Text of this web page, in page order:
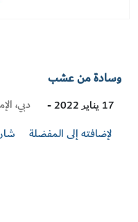
وسادة من عشب
17 يناير 2022 -
Visit
دبي،
لإضافته إلى المفضلة